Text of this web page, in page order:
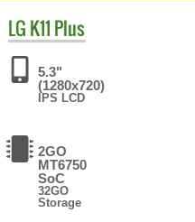
LG K11 Plus
5.3"
(1280x720)
IPS LCD
2GO
MT6750
SoC
32GO
Storage